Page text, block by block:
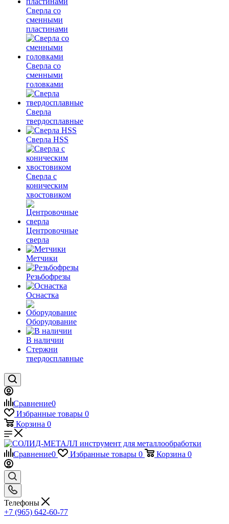
Сверла со
сменными
пластинами
Сверла со
сменными
головками
Сверла
твердосплавные
Сверла HSS
Сверла с
коническим
хвостовиком
Центровочные
сверла
Метчики
Резьбофрезы
Оснастка
Оборудование
В наличии
Стержни
твердосплавные
Сравнение0
Избранные товары 0
Корзина 0
Сравнение0 Избранные товары 0 Корзина 0
Телефоны
+7 (965) 642-60-77